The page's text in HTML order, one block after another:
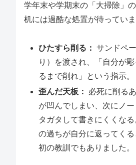
学年末や学期末の「大掃除」
机には過酷な処置が待っていま
ひたすら削る： サンドペ
り）を渡され、「自分が
るまで削れ」という指示。
歪んだ天板：
必死に削る
が凹んでしまい、次にノ
タガタして書きにくくな
の過ちが自分に返ってく
初の教訓でもありました。